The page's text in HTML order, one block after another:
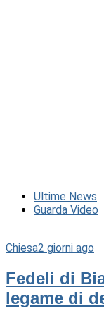
Ultime News
Guarda Video
Chiesa2 giorni ago
Fedeli di
legame di